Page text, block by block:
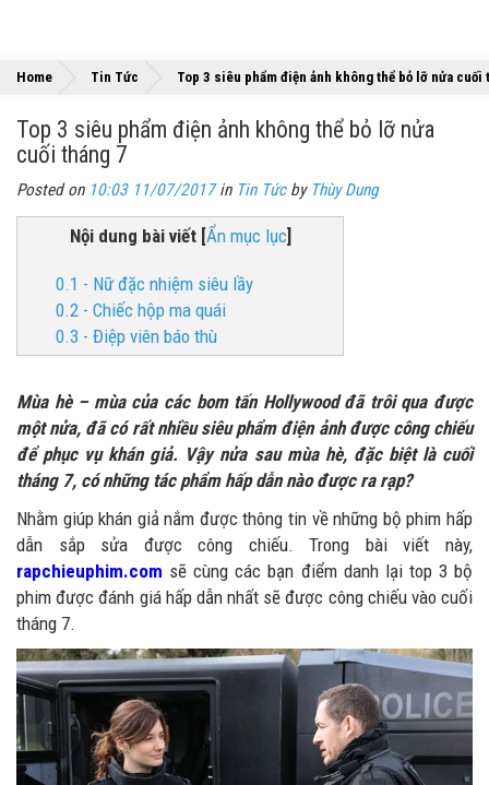
Home Tin Tức Top 3 siêu phẩm điện ảnh không thể bỏ lỡ nửa cuối
Top 3 siêu phẩm điện ảnh không thể bỏ lỡ nửa
cuối tháng 7
Posted on 10:03 11/07/2017in Tin Tứcby Thùy Dung
Nội dung bài viết[Ẩn mục lục]
0.1 - Nữ đặc nhiệm siêu lầy
0.2 - Chiếc hộp ma quái
0.3 - Điệp viên báo thù
Mùa hè – mùa của các bom tấn Hollywood đã trôi qua được
một nửa, đã có rất nhiều siêu phẩm điện ảnh được công chiếu
để phục vụ khán giả. Vậy nửa sau mùa hè, đặc biệt là cuối
tháng 7, có những tác phẩm hấp dẫn nào được ra rạp?
Nhằm giúp khán giả nắm được thông tin về những bộ phim hấp
dẫn sắp sửa được công chiếu. Trong bài viết này,
rapchieuphim.com sẽ cùng các bạn điểm danh lại top 3 bộ
phim được đánh giá hấp dẫn nhất sẽ được công chiếu vào cuối
tháng 7.